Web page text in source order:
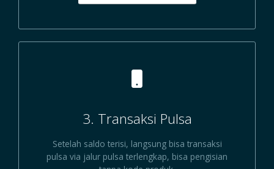
3. Transaksi Pulsa
Setelah saldo terisi, langsung bisa transaksi
pulsa via jalur pulsa terlengkap, bisa pengisian